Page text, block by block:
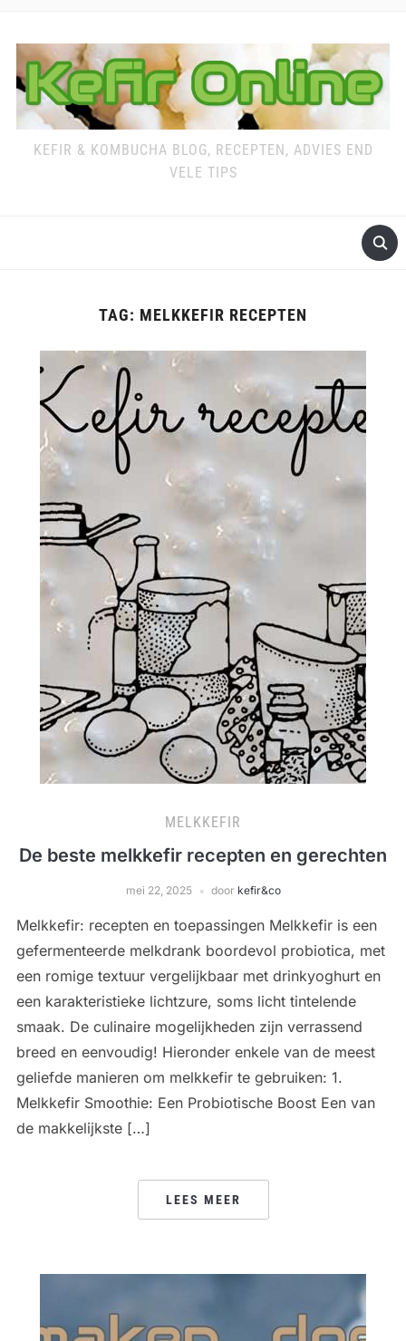
KEFIR & KOMBUCHA BLOG, RECEPTEN, ADVIES END
VELE TIPS
TAG: MELKKEFIR RECEPTEN
MELKKEFIR
De beste melkkefir recepten en gerechten
mei 22, 2025 door kefir&co
Melkkefir: recepten en toepassingen Melkkefir is een
gefermenteerde melkdrank boordevol probiotica, met
een romige textuur vergelijkbaar met drinkyoghurt en
een karakteristieke lichtzure, soms licht tintelende
smaak. De culinaire mogelijkheden zijn verrassend
breed en eenvoudig! Hieronder enkele van de meest
geliefde manieren om melkkefir te gebruiken: 1.
Melkkefir Smoothie: Een Probiotische Boost Een van
de makkelijkste […]
LEES MEER